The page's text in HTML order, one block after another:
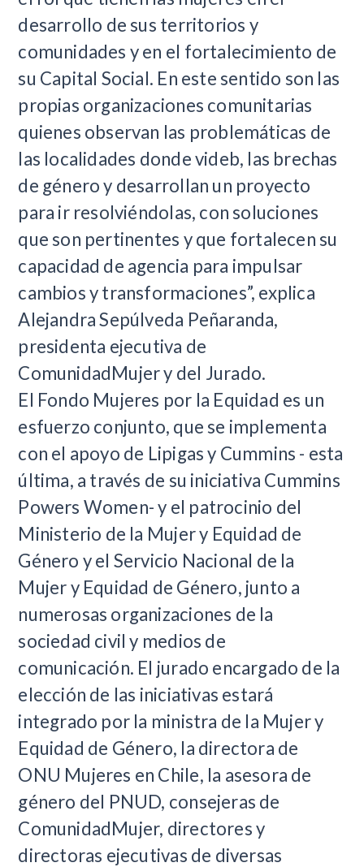
desarrollo de sus territorios y
comunidades y en el fortalecimiento de
su Capital Social. En este sentido son las
propias organizaciones comunitarias
quienes observan las problemáticas de
las localidades donde videb, las brechas
de género y desarrollan un proyecto
para ir resolviéndolas, con soluciones
que son pertinentes y que fortalecen su
capacidad de agencia para impulsar
cambios y transformaciones”, explica
Alejandra Sepúlveda Peñaranda,
presidenta ejecutiva de
ComunidadMujer y del Jurado.
El Fondo Mujeres por la Equidad es un
esfuerzo conjunto, que se implementa
con el apoyo de Lipigas y Cummins - esta
última, a través de su iniciativa Cummins
Powers Women- y el patrocinio del
Ministerio de la Mujer y Equidad de
Género y el Servicio Nacional de la
Mujer y Equidad de Género, junto a
numerosas organizaciones de la
sociedad civil y medios de
comunicación. El jurado encargado de la
elección de las iniciativas estará
integrado por la ministra de la Mujer y
Equidad de Género, la directora de
ONU Mujeres en Chile, la asesora de
género del PNUD, consejeras de
ComunidadMujer, directores y
directoras ejecutivas de diversas